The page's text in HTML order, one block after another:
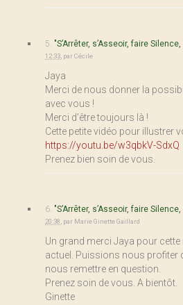
5. "S’Arrêter, s’Asseoir, faire
12:33 parCécile
Jaya
Merci de nous donner la
avec vous !
Merci d’être toujours là !
Cette petite vidéo pour illustrer
https://youtu.be/w3qbkV-SdxQ
Prenez bien soin de vous.
6. "S’Arrêter, s’Asseoir, faire
20:38 par Marie Ginette Gaillard
Un grand merci Jaya pour
actuel. Puissions nous profiter
nous remettre en question.
Prenez soin de vous. A bientôt.
Ginette